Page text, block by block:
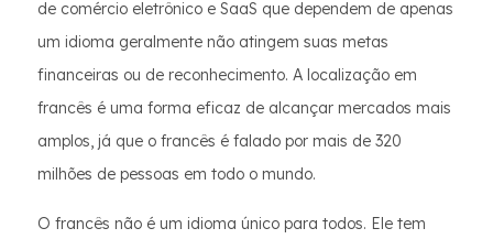
de comércio eletrônico e SaaS que dependem de apenas
um idioma geralmente não atingem suas metas
financeiras ou de reconhecimento. A localização em
francês é uma forma eficaz de alcançar mercados mais
amplos, já que o francês é falado por mais de 320
milhões de pessoas em todo o mundo.
O francês não é um idioma único para todos. Ele tem